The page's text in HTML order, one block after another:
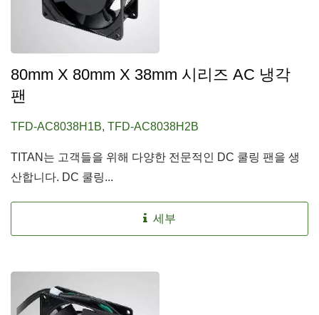
80mm X 80mm X 38mm 시리즈 AC 냉각
팬
TFD-AC8038H1B, TFD-AC8038H2B
TITAN는 고객들을 위해 다양한 전문적인 DC 쿨링 팬을 생
산합니다. DC 쿨링...
세부